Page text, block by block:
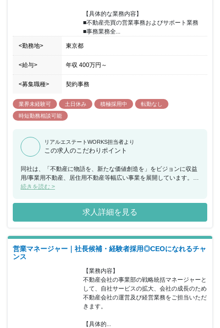
【具体的な業務内容】
■不動産売買の営業事務およびサポート業務
■事務業務全...
<勤務地> 東京都
<給与> 年収 400万円 ～
<募集職種> 契約事務
業界未経験可 土日休み 積極採用中
転勤なし
時短勤務相談可能
リアルエステートWORKS担当者より
この求人のこだわりポイント
同社は、「不動産に物語を、新たな価値創造を」をビジョンに収益
用/事業用不動産、居住用不動産等幅広い事業を展開しています。今
回、デスクワークを中心とした事務（サポート業務）をお任せでき
お任せするため、業界未経験の方でも安心してスタートしていただ
けます。サポートが中心となりますが、少数精鋭の会社のため中心
メンバーとしてご活躍いただくため、挑戦する意欲のある方にとっ
の起業家数を輩出してきた不動産のプロフェッショナル集団の同社
でご活躍いただける方を歓迎いたします。
続きを読む >
求人詳細を見る
営業マネージャー｜社長候補・経験者採用◎CEOになれるチャ
ンス
【業務内容】
不動産会社の事業部の戦略統括マネージャーと
して、自社サービスの拡大、会社の成長のため
不動産会社の運営及び経営業務をご担当いただ
きます。
【具体的...